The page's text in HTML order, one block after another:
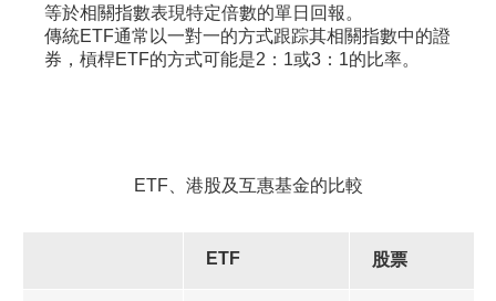
虛擬資產知識
等於相關指數表現特定倍數的單日回報。
傳統ETF通常以一對一的方式跟踪其相關指數中的證
券，槓桿ETF的方式可能是2：1或3：1的比率。
ETF、港股及互惠基金的比較
ETF 股票